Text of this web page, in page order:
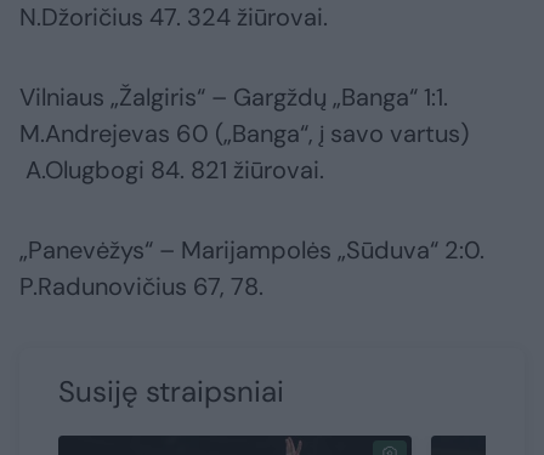
N.Džoričius 47. 324 žiūrovai.
Vilniaus „Žalgiris“ – Gargždų „Banga“ 1:1.
M.Andrejevas 60 („Banga“, į savo vartus)
A.Olugbogi 84. 821 žiūrovai.
„Panevėžys“ – Marijampolės „Sūduva“ 2:0.
P.Radunovičius 67, 78.
Susiję straipsniai